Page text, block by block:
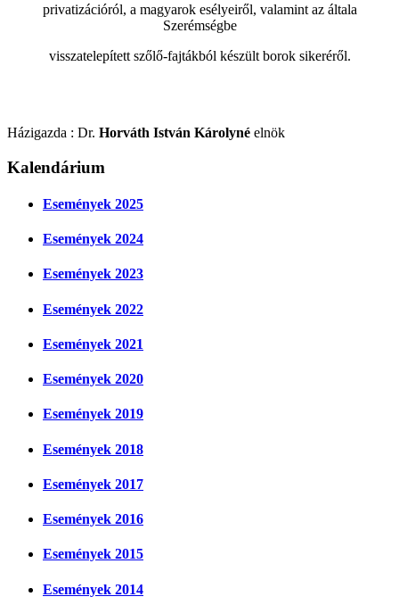
privatizációról, a magyarok esélyeiről, valamint az általa
Szerémségbe
visszatelepített szőlő-fajtákból készült borok sikeréről.
Házigazda : Dr. Horváth István Károlyné elnök
Kalendárium
Események 2025
Események 2024
Események 2023
Események 2022
Események 2021
Események 2020
Események 2019
Események 2018
Események 2017
Események 2016
Események 2015
Események 2014